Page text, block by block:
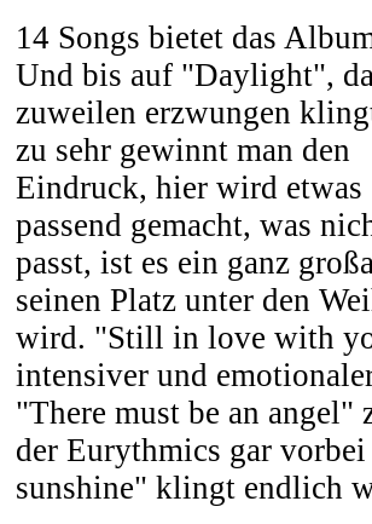
14 Songs bietet das
Und bis auf "Daylight",
zuweilen erzwungen
zu sehr gewinnt man den
Eindruck, hier wird etwas
passend gemacht, was
passt, ist es ein ganz
seinen Platz unter den
wird. "Still in love with
intensiver und
"There must be an angel"
der Eurythmics gar
sunshine" klingt endlich